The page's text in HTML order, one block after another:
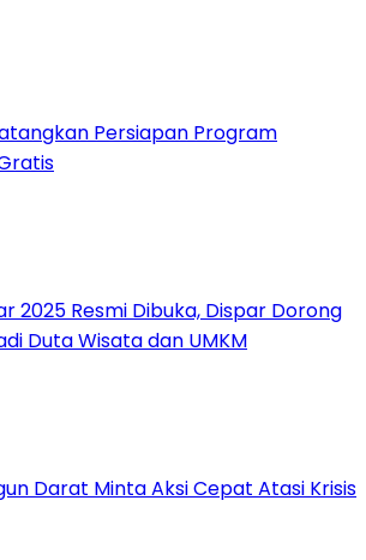
Persiapan Program
2025 Resmi Dibuka, Dispar Dorong
Duta Wisata dan UMKM
Darat Minta Aksi Cepat Atasi Krisis